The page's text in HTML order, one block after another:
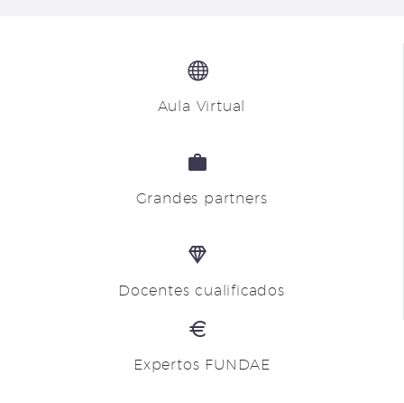


Aula Virtual


Grandes partners


Docentes cualificados


Expertos FUNDAE